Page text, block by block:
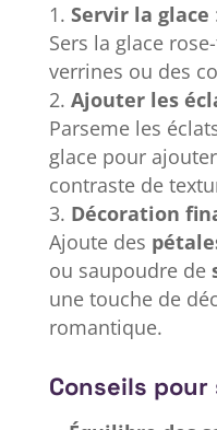
Servir la glace
Sers la glace
verrines ou des
Ajouter les
Parseme les
glace pour
contraste de
Décoration
Ajoute des
ou saupoudre de
une touche de
romantique.
Conseils pour